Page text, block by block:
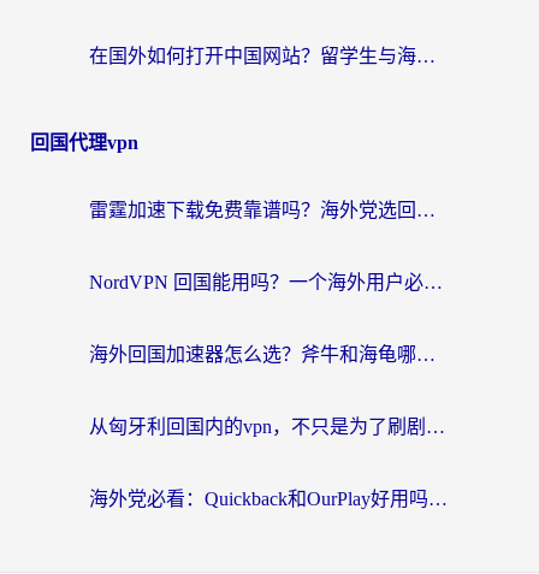
在国外如何打开中国网站？留学生与海外华人的无缝访问指南
回国代理vpn
雷霆加速下载免费靠谱吗？海外党选回国加速器的避坑指南（附热门工具对比）
NordVPN 回国能用吗？一个海外用户必须面对的真实困境
海外回国加速器怎么选？斧牛和海龟哪个好？一篇帮你避开坑的实用指南
从匈牙利回国内的vpn，不只是为了刷剧那么简单
海外党必看：Quickback和OurPlay好用吗？3分钟选对回国加速器，无缝刷剧玩游戏